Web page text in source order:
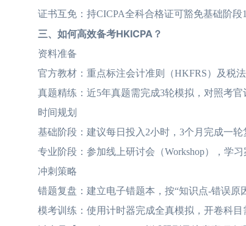
证书互免：持CICPA全科合格证可豁免基础阶段
三、如何高效备考HKICPA？
资料准备
官方教材：重点标注会计准则（HKFRS）及税法
真题精练：近5年真题需完成3轮模拟，对照考官
时间规划
基础阶段：建议每日投入2小时，3个月完成一轮
专业阶段：参加线上研讨会（Workshop），学习
冲刺策略
错题复盘：建立电子错题本，按“知识点-错误原因
模考训练：使用计时器完成全真模拟，开卷科目